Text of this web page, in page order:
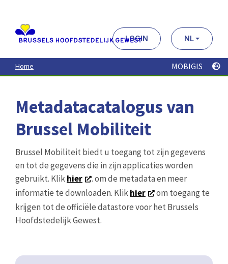
contenu
principal
LOGIN NL
Home MOBIGIS
Metadatacatalogus van
Brussel Mobiliteit
Brussel Mobiliteit biedt u toegang tot zijn gegevens
en tot de gegevens die in zijn applicaties worden
gebruikt. Klikhier
. om de metadata en meer
informatie te downloaden. Klikhier
om toegang te
krijgen tot de officiële datastore voor het Brussels
Hoofdstedelijk Gewest.